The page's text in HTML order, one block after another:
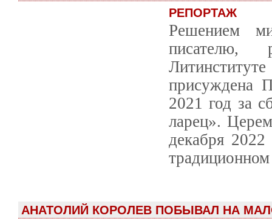
РЕПОРТАЖ
Решением
писателю,
присуждена
2021 год за
ларец».
декабря
традиционном
АНАТОЛИЙ КОРОЛЕВ ПОБЫВАЛ НА